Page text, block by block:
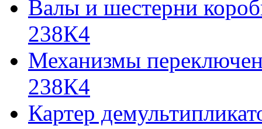
Валы и шестерни
238К4
Механизмы
238К4
Картер